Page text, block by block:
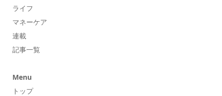
ライフ
マネーケア
連載
記事一覧
Menu
トップ